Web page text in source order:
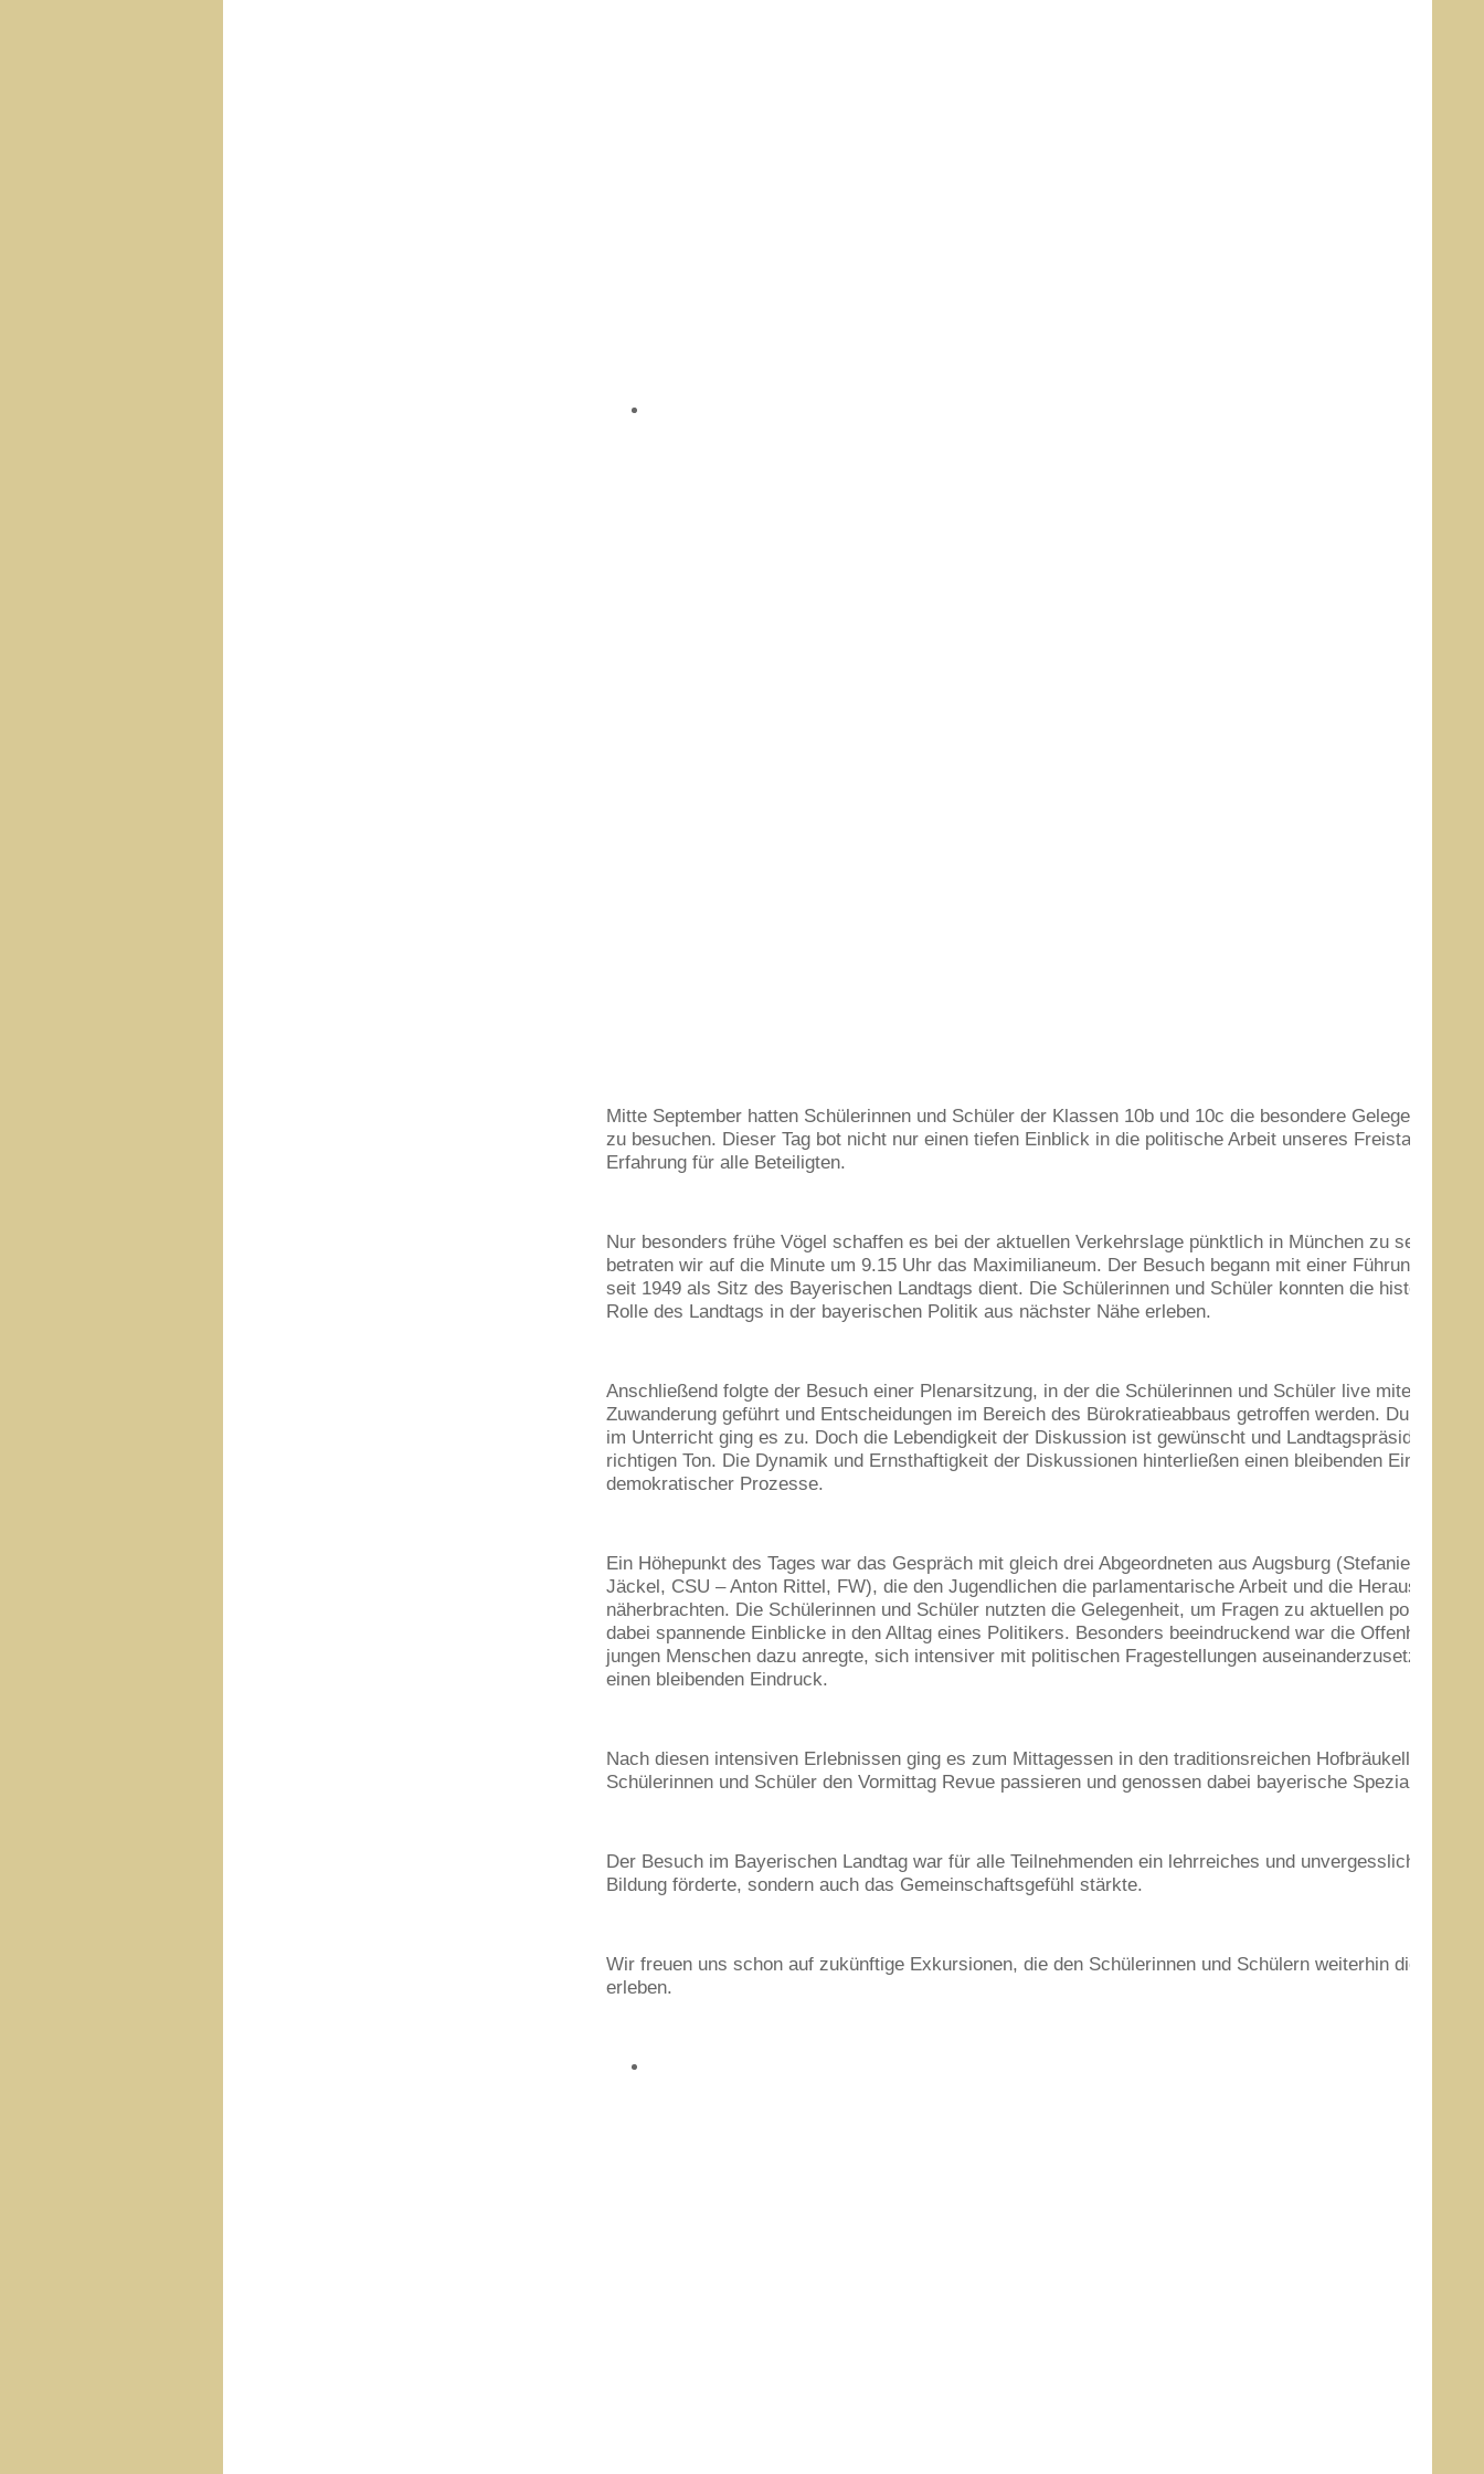
Mitte September hatten Schülerinnen und Schüler der Klassen 10b und 10c die besondere Gelegenheit,
zu besuchen. Dieser Tag bot nicht nur einen tiefen Einblick in die politische Arbeit unseres Freistaats,
Erfahrung für alle Beteiligten.
Nur besonders frühe Vögel schaffen es bei der aktuellen Verkehrslage pünktlich in München zu sein.
betraten wir auf die Minute um9.15 Uhr das Maximilianeum. Der Besuch begann mit einer Führung durch
seit 1949 als Sitz des Bayerischen Landtags dient. Die Schülerinnen und Schüler konnten die historische
Rolle des Landtags in der bayerischen Politik aus nächster Nähe erleben.
Anschließend folgte der Besuch einer Plenarsitzung, in der die Schülerinnen und Schüler live miterleben
Zuwanderung geführt und Entscheidungen im Bereich des Bürokratieabbaus getroffen werden. Durchaus
im Unterricht ging es zu. Doch die Lebendigkeit der Diskussion ist gewünscht und Landtagspräsidentin
richtigen Ton. Die Dynamik und Ernsthaftigkeit der Diskussionen hinterließen einen bleibenden Eindruck
demokratischer Prozesse.
Ein Höhepunkt des Tages war das Gespräch mit gleich drei Abgeordneten aus Augsburg (Stefanie
Jäckel, CSU – Anton Rittel, FW), die den Jugendlichen die parlamentarische Arbeit und die
näherbrachten. Die Schülerinnen und Schüler nutzten die Gelegenheit, um Fragen zu aktuellen
dabei spannende Einblicke in den Alltag eines Politikers. Besonders beeindruckend war die Offenheit und
jungen Menschen dazu anregte, sich intensiver mit politischen Fragestellungen auseinanderzusetzen.
einen bleibenden Eindruck.
Nach diesen intensiven Erlebnissen ging es zum Mittagessen in den traditionsreichen Hofbräukeller. In
Schülerinnen und Schüler den Vormittag Revue passieren und genossen dabei bayerische Spezialitäten.
Der Besuch im Bayerischen Landtag war für alle Teilnehmenden ein lehrreiches und unvergessliches
Bildung förderte, sondern auch das Gemeinschaftsgefühl stärkte.
Wir freuen uns schon auf zukünftige Exkursionen, die den Schülerinnen und Schülern weiterhin die
erleben.